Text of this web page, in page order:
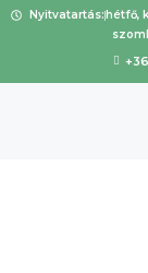
Nyitvatartás:hétfő,